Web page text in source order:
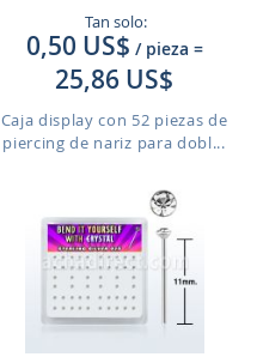
Tan solo:
0,50 US$ / pieza =
25,86 US$
Caja display con 52 piezas de
piercing de nariz para dobl...